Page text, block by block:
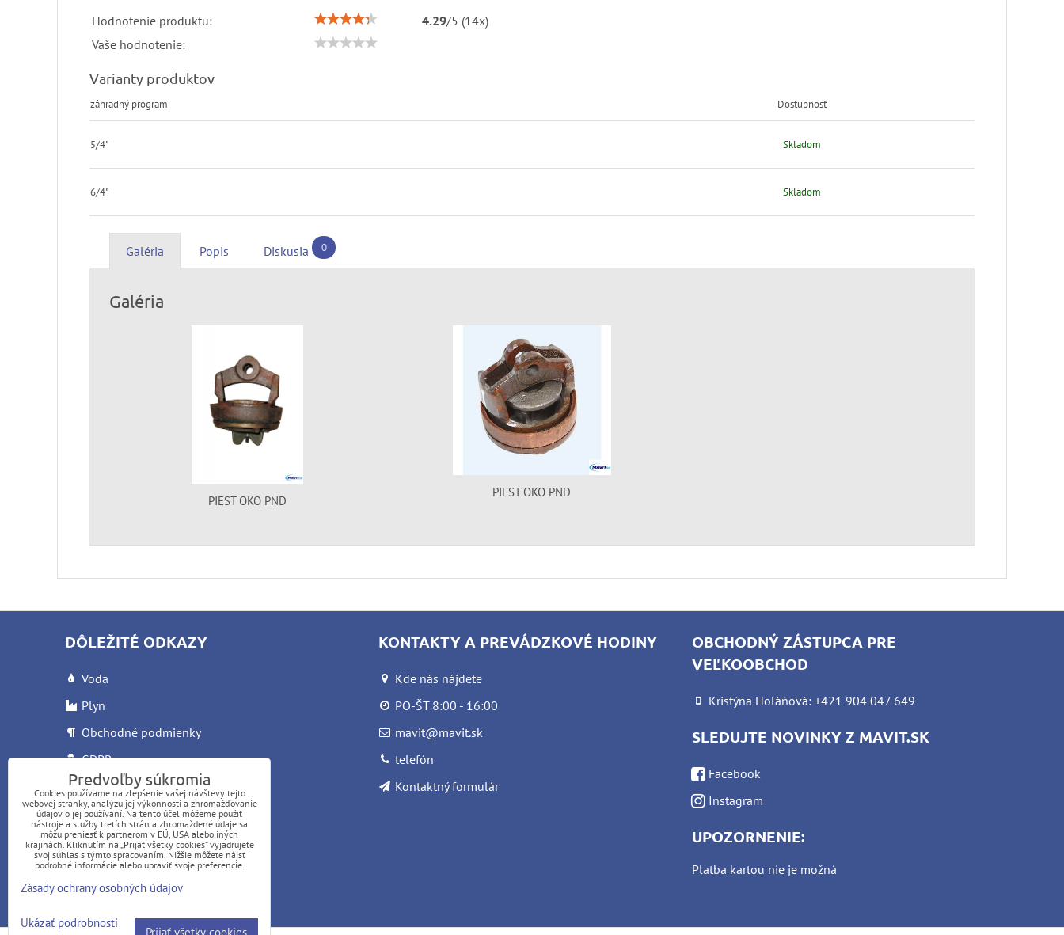
Hodnotenie produktu: 4.29/5 (14x)
Vaše hodnotenie:
Varianty produktov
záhradný program Dostupnosť
5/4" Skladom
6/4" Skladom
Galéria Popis Diskusia 0
Galéria
PIEST OKO PND
PIEST OKO PND
DÔLEŽITÉ ODKAZY
Voda
Plyn
Obchodné podmienky
GDPR
Reklamačný list
Letáky
KONTAKTY A PREVÁDZKOVÉ HODINY
Kde nás nájdete
PO-ŠT 8:00 - 16:00
mavit@mavit.sk
telefón
Kontaktný formulár
OBCHODNÝ ZÁSTUPCA PRE
VEĽKOOBCHOD
Kristýna Holáňová: +421 904 047 649
SLEDUJTE NOVINKY Z MAVIT.SK
Facebook
Instagram
UPOZORNENIE:
Platba kartou nie je možná
Predvoľby súkromia
Cookies používame na zlepšenie vašej návštevy tejto
webovej stránky, analýzu jej výkonnosti a zhromažďovanie
údajov o jej používaní. Na tento účel môžeme použiť
nástroje a služby tretích strán a zhromaždené údaje sa
môžu preniesť k partnerom v EÚ, USA alebo iných
krajinách. Kliknutím na „Prijať všetky cookies“ vyjadrujete
svoj súhlas s týmto spracovaním. Nižšie môžete nájsť
podrobné informácie alebo upraviť svoje preferencie.
Zásady ochrany osobných údajov
Ukázať podrobnosti